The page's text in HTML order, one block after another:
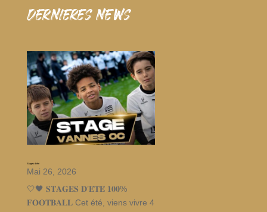
dernieres news
Stages d’été
Mai 26, 2026
🤍🖤 𝐒𝐓𝐀𝐆𝐄𝐒 𝐃’𝐄́𝐓𝐄́ 𝟏𝟎𝟎%
𝐅𝐎𝐎𝐓𝐁𝐀𝐋𝐋 Cet été, viens vivre 4